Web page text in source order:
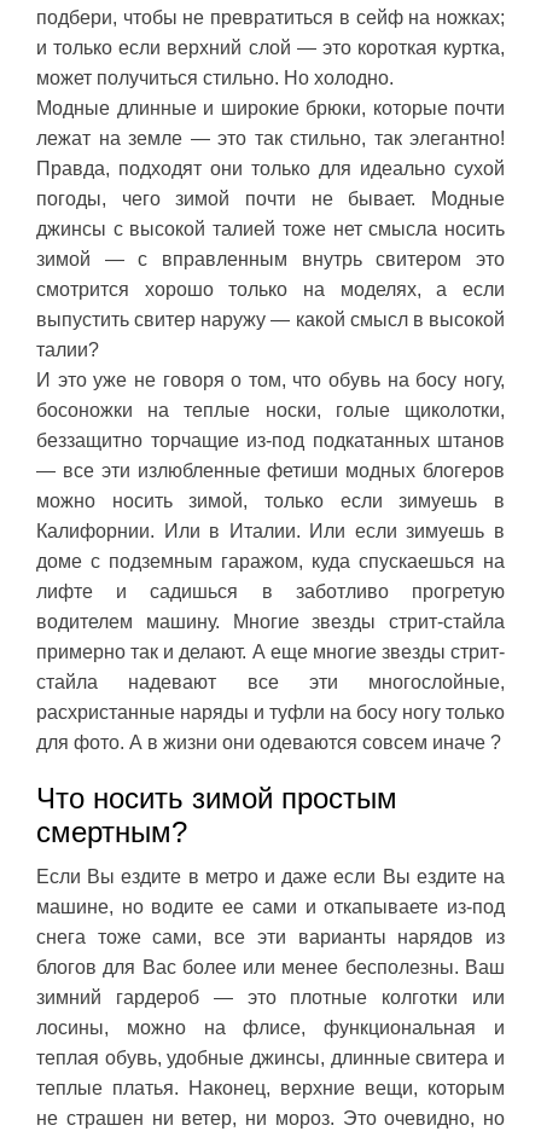
подбери, чтобы не превратиться в сейф на ножках;
и только если верхний слой — это короткая куртка,
может получиться стильно. Но холодно.
Модные длинные и широкие брюки, которые почти
лежат на земле — это так стильно, так элегантно!
Правда, подходят они только для идеально сухой
погоды, чего зимой почти не бывает. Модные
джинсы с высокой талией тоже нет смысла носить
зимой — с вправленным внутрь свитером это
смотрится хорошо только на моделях, а если
выпустить свитер наружу — какой смысл в высокой
талии?
И это уже не говоря о том, что обувь на босу ногу,
босоножки на теплые носки, голые щиколотки,
беззащитно торчащие из-под подкатанных штанов
— все эти излюбленные фетиши модных блогеров
можно носить зимой, только если зимуешь в
Калифорнии. Или в Италии. Или если зимуешь в
доме с подземным гаражом, куда спускаешься на
лифте и садишься в заботливо прогретую
водителем машину. Многие звезды стрит-стайла
примерно так и делают. А еще многие звезды стрит-
стайла надевают все эти многослойные,
расхристанные наряды и туфли на босу ногу только
для фото. А в жизни они одеваются совсем иначе ?
Что носить зимой простым
смертным?
Если Вы ездите в метро и даже если Вы ездите на
машине, но водите ее сами и откапываете из-под
снега тоже сами, все эти варианты нарядов из
блогов для Вас более или менее бесполезны. Ваш
зимний гардероб — это плотные колготки или
лосины, можно на флисе, функциональная и
теплая обувь, удобные джинсы, длинные свитера и
теплые платья. Наконец, верхние вещи, которым
не страшен ни ветер, ни мороз. Это очевидно, но